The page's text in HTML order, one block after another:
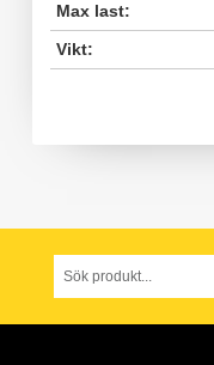
Max last:
Vikt: